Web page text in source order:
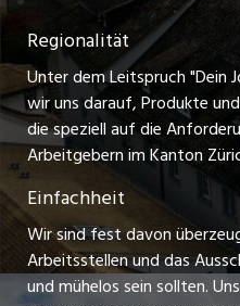
Temporäre Jobs
Freelance Jobs
Praktikum-Jobs
Lehrstellen
Ferienjobs
Führungspositionen
Impressum
Stellenmeldepflicht
zentraljob.ch
myjob.ch
schaffu.ch (VS)
ajourjob.ch
limmattalerzeitung.ch
Regionalität
Unter dem Leitspruch "Dein
wir uns darauf, Produkte
die speziell auf die
Arbeitgebern im Kanton
Einfachheit
Wir sind fest davon
Arbeitsstellen und das
und mühelos sein sollten.